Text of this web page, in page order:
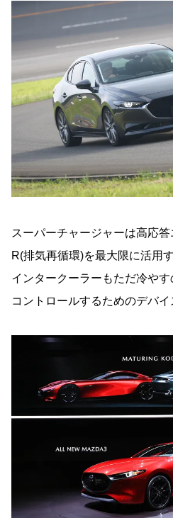
スーパーチャージャーは高応
R(排気再循環)を最大限に活用
インタークーラーもただ冷や
コントロールするためのデバイ